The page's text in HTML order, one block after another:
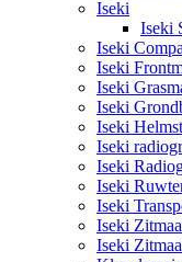
Iseki
Iseki
Iseki
Iseki
Iseki
Iseki
Iseki
Iseki
Iseki
Iseki
Iseki
Iseki
Iseki